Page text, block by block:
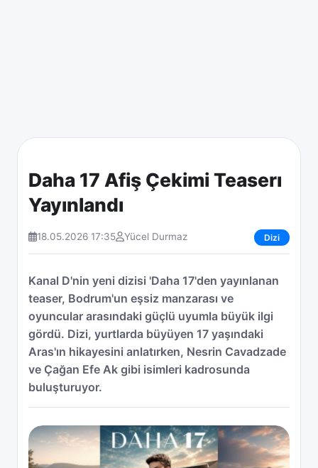
Daha 17 Afiş Çekimi Teaserı
Yayınlandı
18.05.2026 17:35 Yücel Durmaz Dizi
Kanal D'nin yeni dizisi 'Daha 17'den yayınlanan
teaser, Bodrum'un eşsiz manzarası ve
oyuncular arasındaki güçlü uyumla büyük ilgi
gördü. Dizi, yurtlarda büyüyen 17 yaşındaki
Aras'ın hikayesini anlatırken, Nesrin Cavadzade
ve Çağan Efe Ak gibi isimleri kadrosunda
buluşturuyor.